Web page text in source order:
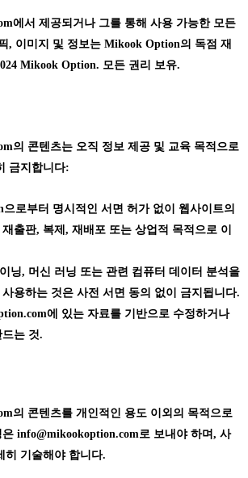
에서 제공되거나 그를 통해 사용 가능한 모든
, 이미지 및 정보는 Mikook Option의 독점 재
Mikook Option. 모든 권리 보유.
의 콘텐츠는 오직 정보 제공 및 교육 목적으로
금지합니다:
로부터 명시적인 서면 허가 없이 웹사이트의
출판, 복제, 재배포 또는 상업적 목적으로 이
닝, 머신 러닝 또는 관련 컴퓨터 데이터 분석을
용하는 것은 사전 서면 동의 없이 금지됩니다.
에
있는 자료를 기반으로 수정하거나
는 것.
의 콘텐츠를 개인적인 용도 이외의 목적으로
info@mikookoption.com로 보내야 하며, 사
히 기술해야 합니다.